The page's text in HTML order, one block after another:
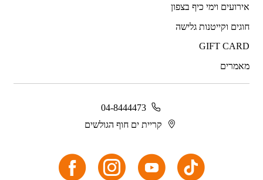
אירועים וימי כיף בצפון
חוגים וקייטנות גלישה
GIFT CARD
מאמרים
04-8444473
קריית ים חוף הגולשים